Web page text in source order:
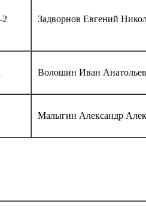
Задворнов Евгений
Волошин Иван
Малыгин Александр